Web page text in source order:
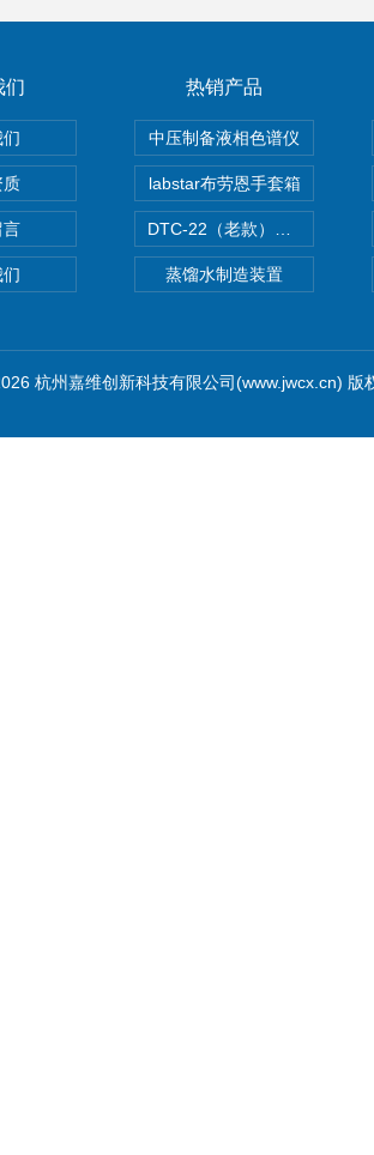
们
质
言
热销产品
中压制备液相色谱仪
labstar布劳恩手套箱
蒸馏水制造装置
杭州嘉维创新科技有限公司(www.jwcx.cn) 版